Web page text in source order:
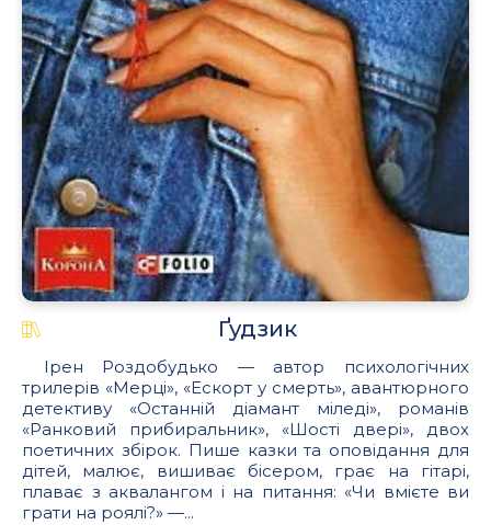
Ґудзик
Ірен Роздобудько — автор психологічних
трилерів «Мерці», «Ескорт у смерть», авантюрного
детективу «Останній діамант міледі», романів
«Ранковий прибиральник», «Шості двері», двох
поетичних збірок. Пише казки та оповідання для
дітей, малює, вишиває бісером, грає на гітарі,
плаває з аквалангом і на питання: «Чи вмієте ви
грати на роялі?» —...